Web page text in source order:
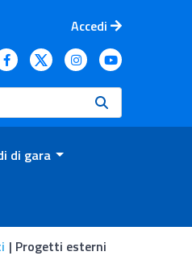
Accedi
di gara
Progetti esterni